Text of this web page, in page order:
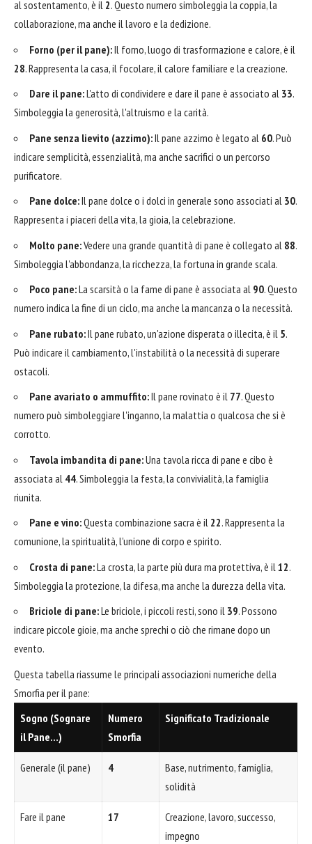
al sostentamento, è il 2. Questo numero simboleggia la coppia, la
collaborazione, ma anche il lavoro e la dedizione.
Forno (per il pane):Il forno, luogo di trasformazione e calore, è il
28. Rappresenta la casa, il focolare, il calore familiare e la creazione.
Dare il pane:L'atto di condividere e dare il pane è associato al 33.
Simboleggia la generosità, l'altruismo e la carità.
Pane senza lievito (azzimo):Il pane azzimo è legato al 60. Può
indicare semplicità, essenzialità, ma anche sacrifici o un percorso
purificatore.
Pane dolce:Il pane dolce o i dolci in generale sono associati al 30.
Rappresenta i piaceri della vita, la gioia, la celebrazione.
Molto pane:Vedere una grande quantità di pane è collegato al 88.
Simboleggia l'abbondanza, la ricchezza, la fortuna in grande scala.
Poco pane:La scarsità o la fame di pane è associata al 90. Questo
numero indica la fine di un ciclo, ma anche la mancanza o la necessità.
Pane rubato:Il pane rubato, un'azione disperata o illecita, è il 5.
Può indicare il cambiamento, l'instabilità o la necessità di superare
ostacoli.
Pane avariato o ammuffito:Il pane rovinato è il 77. Questo
numero può simboleggiare l'inganno, la malattia o qualcosa che si è
corrotto.
Tavola imbandita di pane:Una tavola ricca di pane e cibo è
associata al 44. Simboleggia la festa, la convivialità, la famiglia
riunita.
Pane e vino:Questa combinazione sacra è il 22. Rappresenta la
comunione, la spiritualità, l'unione di corpo e spirito.
Crosta di pane:La crosta, la parte più dura ma protettiva, è il 12.
Simboleggia la protezione, la difesa, ma anche la durezza della vita.
Briciole di pane:Le briciole, i piccoli resti, sono il 39. Possono
indicare piccole gioie, ma anche sprechi o ciò che rimane dopo un
evento.
Questa tabella riassume le principali associazioni numeriche della
Smorfia per il pane:
Sogno (Sognare
il Pane…)
Numero
Smorfia
Significato Tradizionale
Generale (il pane) 4
Base, nutrimento, famiglia,
solidità
Fare il pane 17
Creazione, lavoro, successo,
impegno